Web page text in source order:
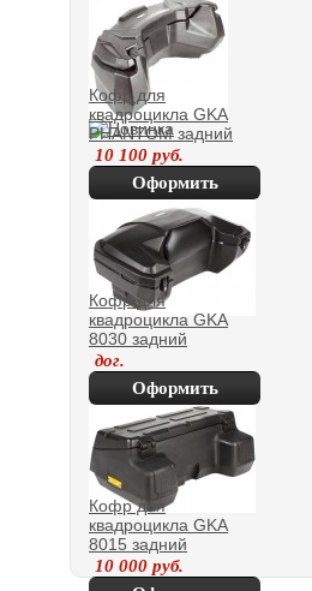
покупку
Кофр для
квадроцикла GKA
PHANTOM задний
10 100 руб.
Оформить
покупку
Кофр для
квадроцикла GKA
8030 задний
дог.
Оформить
покупку
Кофр для
квадроцикла GKA
8015 задний
10 000 руб.